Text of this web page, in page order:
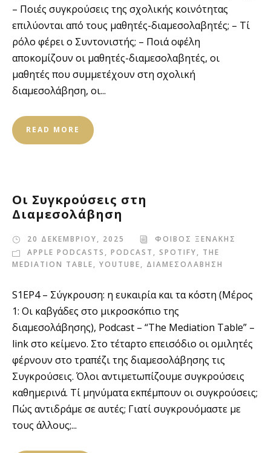
– Ποιές συγκρούσεις της σχολικής κοινότητας
επιλύονται από τους μαθητές-διαμεσολαβητές; – Τί
ρόλο φέρει ο Συντονιστής; – Ποιά οφέλη
αποκομίζουν οι μαθητές-διαμεσολαβητές, οι
μαθητές που συμμετέχουν στη σχολική
διαμεσολάβηση, οι...
READ MORE
Οι Συγκρούσεις στη
Διαμεσολάβηση
20 ΔΕΚΕΜΒΡΙΟΥ, 2025
ΦΟΙΒΟΣ ΞΕΝΑΚΗΣ
APPLE PODCASTS , PODCAST , SPOTIFY, THE
MEDIATION TABLE, YOUTUBE, ΔΙΑΜΕΣΟΛΑΒΗΣΗ
S1EP4 – Σύγκρουση: η ευκαιρία και τα κόστη (Μέρος
1: Οι καβγάδες στο μικροσκόπιο της
διαμεσολάβησης), Podcast – “The Mediation Table” –
link στο κείμενο. Στο τέταρτο επεισόδιο οι ομιλητές
φέρνουν στο τραπέζι της διαμεσολάβησης τις
Συγκρούσεις. Όλοι αντιμετωπίζουμε συγκρούσεις
καθημερινά. Τί μηνύματα εκπέμπουν οι συγκρούσεις;
Πώς αντιδράμε σε αυτές; Γιατί συγκρουόμαστε με
τους άλλους;...